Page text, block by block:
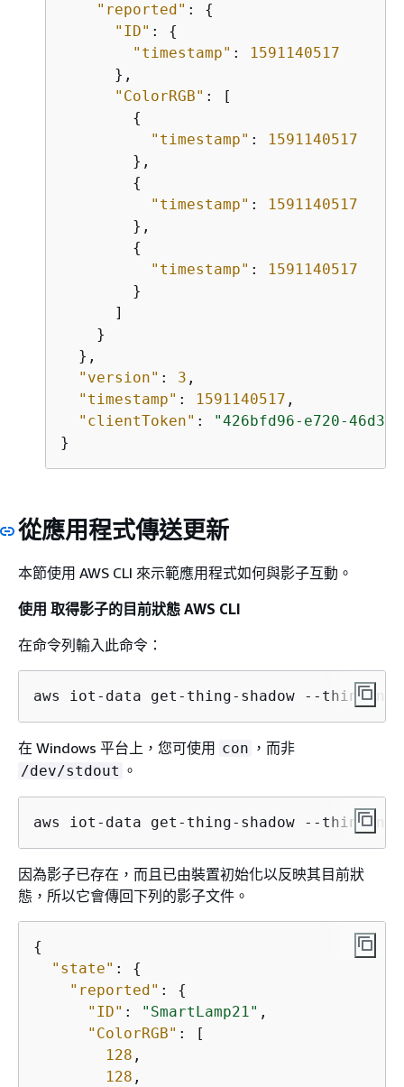
"reported" : {
"ID" : {
"timestamp" :
1591140517
      },
"ColorRGB" : [
{
"timestamp" :
1591140517
        },
{
"timestamp" :
1591140517
        },
{
"timestamp" :
1591140517
        }
      ]
    }
  },
"version" : 3 ,
"timestamp" : 1591140517 ,
"clientToken" :
"426bfd96-e720-46d3-
}
從應用程式傳送更新
本節使用 AWS CLI 來示範應用程式如何與影子互動。
使用 取得影子的目前狀態 AWS CLI
在命令列輸入此命令：
aws iot-data get-thing-shadow --thing-
在 Windows 平台上，您可使用 con ，而非
/dev/stdout 。
aws iot-data get-thing-shadow --thing-name
因為影子已存在，而且已由裝置初始化以反映其目前狀
態，所以它會傳回下列的影子文件。
{
"state" : {
"reported" : {
"ID" : "SmartLamp21" ,
"ColorRGB" : [
128 ,
128 ,